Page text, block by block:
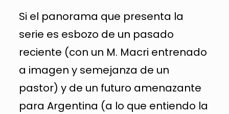
Si el panorama que presenta la
serie es esbozo de un pasado
reciente (con un M. Macri entrenado
a imagen y semejanza de un
pastor) y de un futuro amenazante
para Argentina (a lo que entiendo la